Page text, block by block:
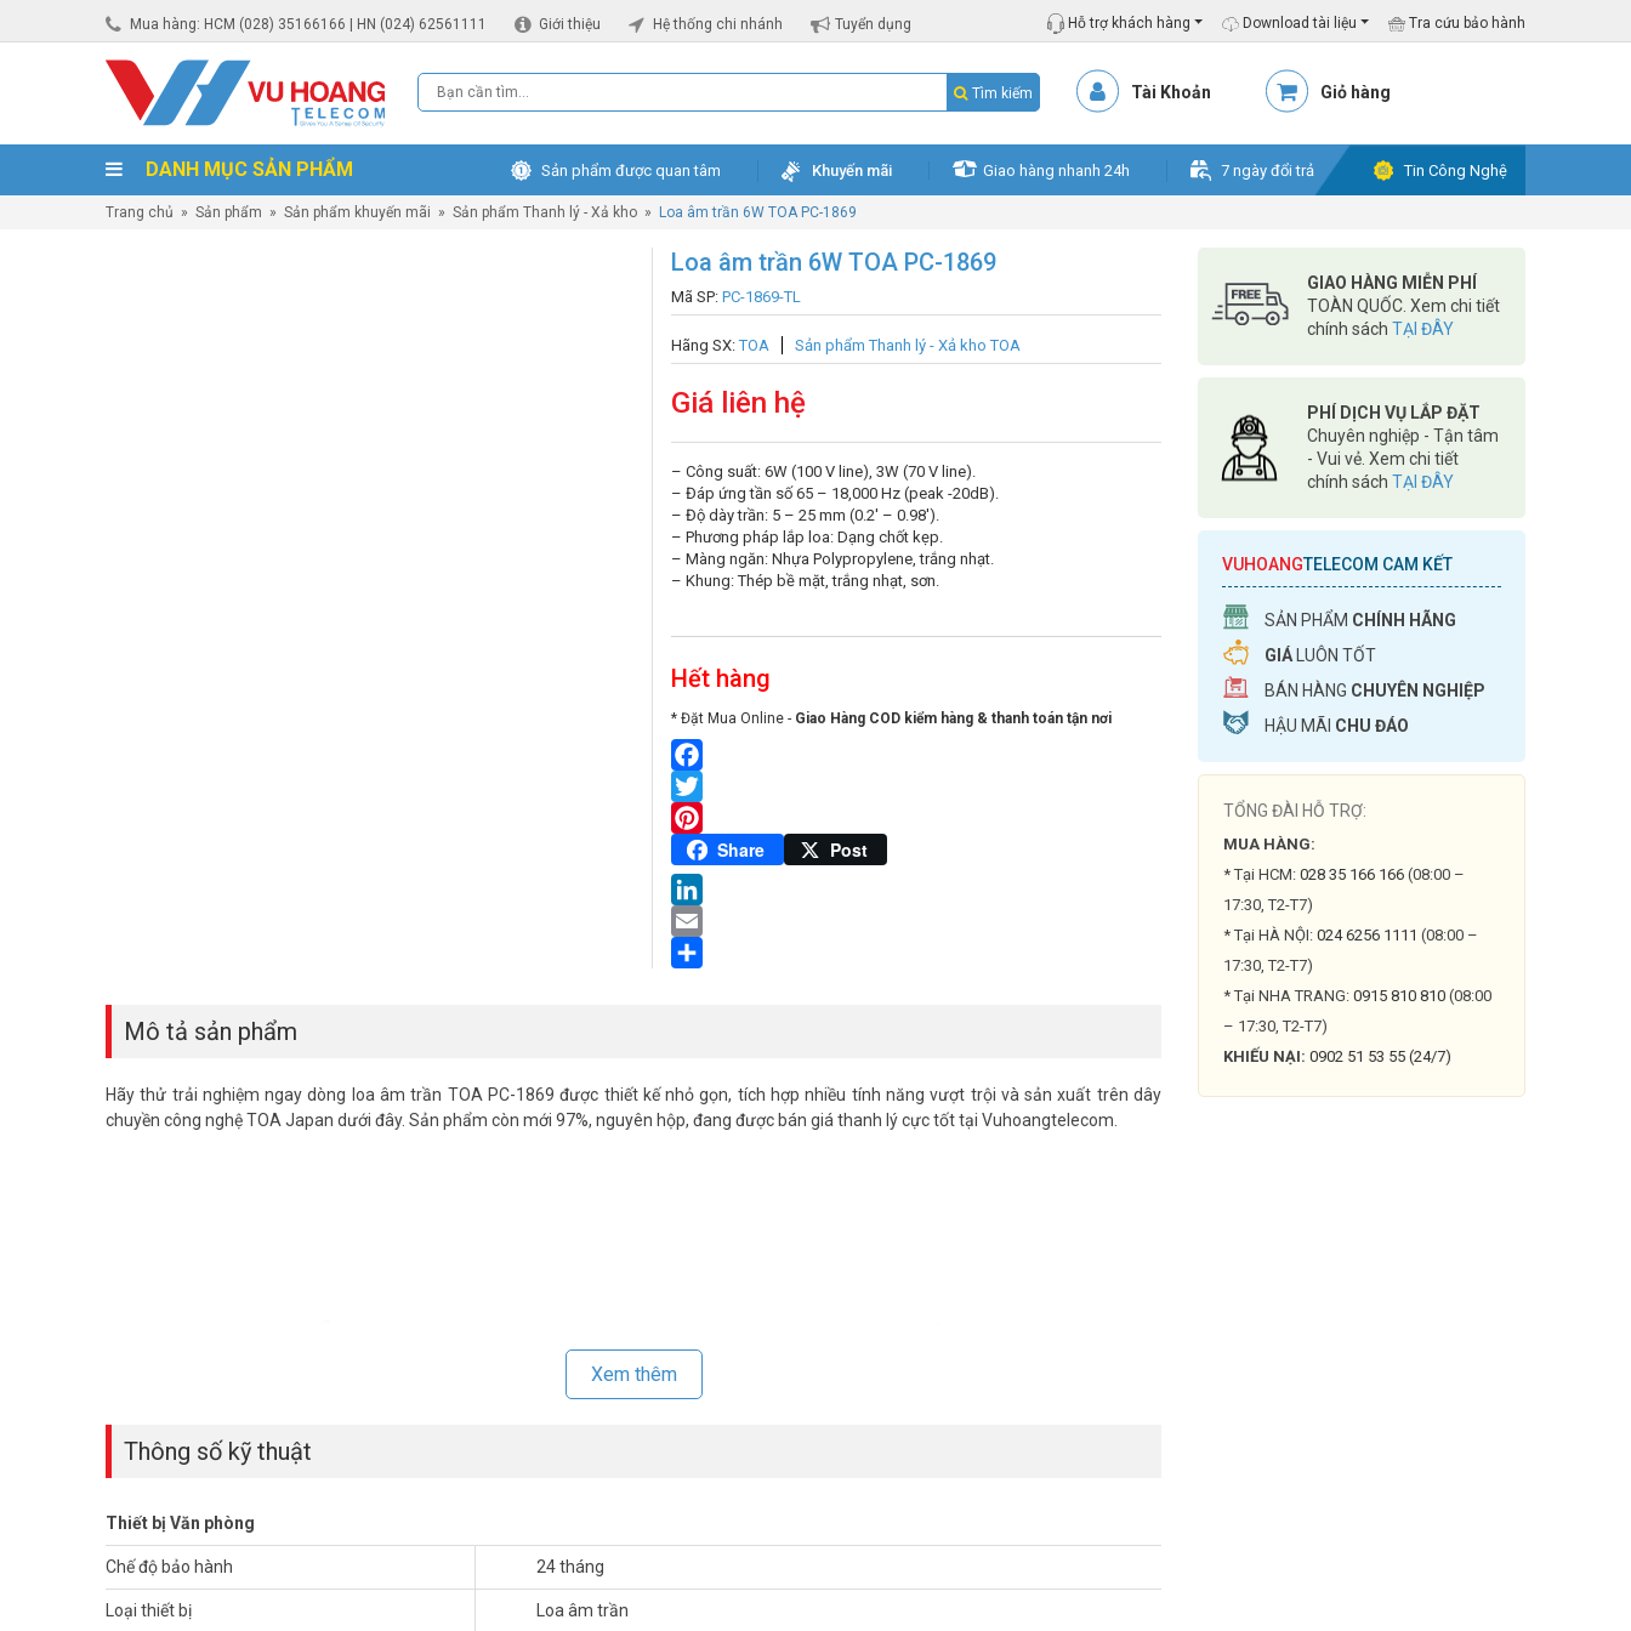
Mua hàng: HCM (028) 35166166 | HN (024) 62561111 Giới thiệu Hệ thống chi nhánh Tuyển dụng Hỗ trợ khách hàng Download tài liệu Tra cứu bảo hành
Tìm kiếm Tài Khoản Giỏ hàng
DANH MỤC SẢN PHẨM Sản phẩm được quan tâm Khuyến mãi Giao hàng nhanh 24h 7 ngày đổi trả Tin Công Nghệ
Trang chủ » Sản phẩm » Sản phẩm khuyến mãi » Sản phẩm Thanh lý - Xả kho » Loa âm trần 6W TOA PC-1869
Loa âm trần 6W TOA PC-1869
Mã SP: PC-1869-TL
Hãng SX:TOA Sản phẩm Thanh lý - Xả kho TOA
Giá liên hệ
– Công suất: 6W (100 V line), 3W (70 V line).
– Đáp ứng tần số 65 – 18,000 Hz (peak -20dB).
– Độ dày trần: 5 – 25 mm (0.2′ – 0.98′).
– Phương pháp lắp loa: Dạng chốt kẹp.
– Màng ngăn: Nhựa Polypropylene, trắng nhạt.
– Khung: Thép bề mặt, trắng nhạt, sơn.
Hết hàng
* Đặt Mua Online - Giao Hàng COD kiểm hàng & thanh toán tận nơi
Facebook
Twitter
Pinterest
Share Post
LinkedIn
Email
Mô tả sản phẩm
Hãy thử trải nghiệm ngay dòng loa âm trần TOA PC-1869 được thiết kế nhỏ gọn, tích hợp nhiều tính năng vượt trội và sản xuất trên dây
chuyền công nghệ TOA Japan dưới đây. Sản phẩm còn mới 97%, nguyên hộp, đang được bán giá thanh lý cực tốt tại Vuhoangtelecom.
Xem thêm
Thông số kỹ thuật
Thiết bị Văn phòng
Chế độ bảo hành 24 tháng
Loại thiết bị Loa âm trần
GIAO HÀNG MIỄN PHÍ
TOÀN QUỐC. Xem chi tiết
chính sách TẠI ĐÂY
PHÍ DỊCH VỤ LẮP ĐẶT
Chuyên nghiệp - Tận tâm
- Vui vẻ. Xem chi tiết
chính sách TẠI ĐÂY
VUHOANGTELECOM CAM KẾT
SẢN PHẨM CHÍNH HÃNG
GIÁ LUÔN TỐT
BÁN HÀNG CHUYÊN NGHIỆP
HẬU MÃI CHU ĐÁO
TỔNG ĐÀI HỖ TRỢ:
MUA HÀNG:
* Tại HCM: 028 35 166 166 (08:00 –
17:30, T2-T7)
* Tại HÀ NỘI: 024 6256 1111 (08:00 –
17:30, T2-T7)
* Tại NHA TRANG: 0915 810 810 (08:00
– 17:30, T2-T7)
KHIẾU NẠI: 0902 51 53 55 (24/7)